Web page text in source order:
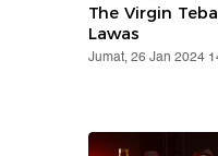
The Virgin
Lawas
Jumat, 26 Jan 2024